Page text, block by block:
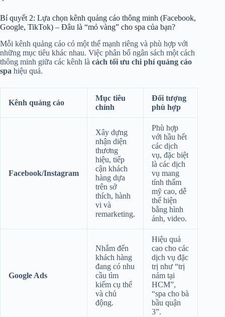
Bí quyết 2: Lựa chọn kênh quảng cáo thông minh (Facebook,
Google, TikTok) – Đâu là “mỏ vàng” cho spa của bạn?
Mỗi kênh quảng cáo có một thế mạnh riêng và phù hợp với
những mục tiêu khác nhau. Việc phân bổ ngân sách một cách
thông minh giữa các kênh là cách tối ưu chi phí quảng cáo
spa hiệu quả.
Kênh quảng cáo
Mục tiêu
chính
Đối tượng
phù hợp
Facebook/Instagram
Xây dựng
nhận diện
thương
hiệu, tiếp
cận khách
hàng dựa
trên sở
thích, hành
vi và
remarketing.
Phù hợp
với hầu hết
các dịch
vụ, đặc biệt
là các dịch
vụ mang
tính thẩm
mỹ cao, dễ
thể hiện
bằng hình
ảnh, video.
Google Ads
Nhắm đến
khách hàng
đang có nhu
cầu tìm
kiếm cụ thể
và chủ
động.
Hiệu quả
cao cho các
dịch vụ đặc
trị như “trị
nám tại
HCM”,
“spa cho bà
bầu quận
3”.